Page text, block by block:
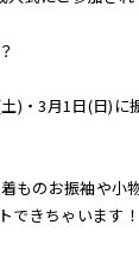
)・3月1日(日)に
ものお振袖や小
できちゃいます！